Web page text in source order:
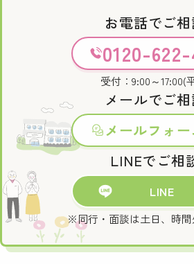
お電話でご
0120-
受付：9:00～17:00(
メールでご
メールフォ
LINEでご相
LINE
※同行・面談は土日、時間